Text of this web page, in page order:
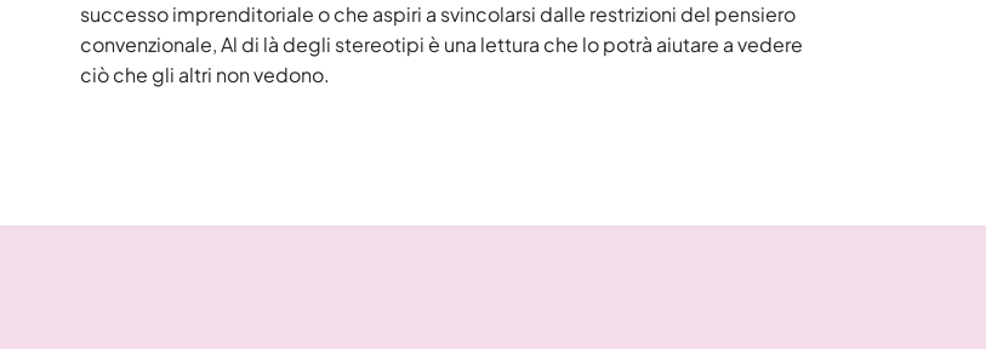
successo imprenditoriale o che aspiri a svincolarsi dalle restrizioni del pensiero
convenzionale, Al di là degli stereotipi è una lettura che lo potrà aiutare a vedere
ciò che gli altri non vedono.